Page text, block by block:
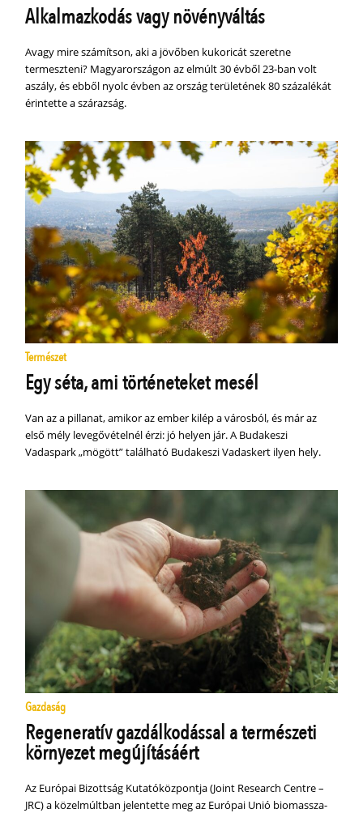
Alkalmazkodás vagy növényváltás
Avagy mire számítson, aki a jövőben kukoricát szeretne
termeszteni? Magyarországon az elmúlt 30 évből 23-ban volt
aszály, és ebből nyolc évben az ország területének 80 százalékát
érintette a szárazság.
Természet
Egy séta, ami történeteket mesél
Van az a pillanat, amikor az ember kilép a városból, és már az
első mély levegővételnél érzi: jó helyen jár. A Budakeszi
Vadaspark „mögött” található Budakeszi Vadaskert ilyen hely.
Gazdaság
Regeneratív gazdálkodással a természeti
környezet megújításáért
Az Európai Bizottság Kutatóközpontja (Joint Research Centre –
JRC) a közelmúltban jelentette meg az Európai Unió biomassza-